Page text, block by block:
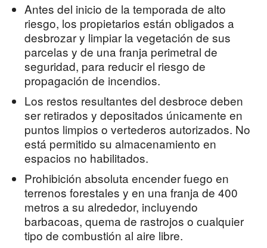
Antes del inicio de la temporada de alto
riesgo, los propietarios están obligados a
desbrozar y limpiar la vegetación de sus
parcelas y de una franja perimetral de
seguridad, para reducir el riesgo de
propagación de incendios.
Los restos resultantes del desbroce deben
ser retirados y depositados únicamente en
puntos limpios o vertederos autorizados. No
está permitido su almacenamiento en
espacios no habilitados.
Prohibición absoluta encender fuego en
terrenos forestales y en una franja de 400
metros a su alrededor, incluyendo
barbacoas, quema de rastrojos o cualquier
tipo de combustión al aire libre.